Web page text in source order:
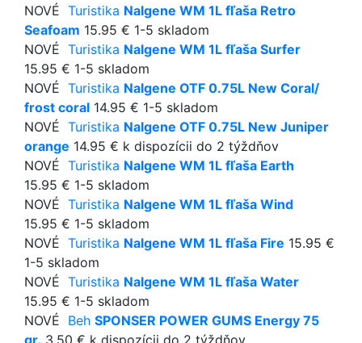
NOVÉ Turistika Nalgene WM 1L fľaša Retro
Seafoam 15.95 € 1-5 skladom
NOVÉ Turistika Nalgene WM 1L fľaša Surfer
15.95 € 1-5 skladom
NOVÉ Turistika Nalgene OTF 0.75L New Coral/
frost coral 14.95 € 1-5 skladom
NOVÉ Turistika Nalgene OTF 0.75L New Juniper
orange 14.95 € k dispozícii do 2 týždňov
NOVÉ Turistika Nalgene WM 1L fľaša Earth
15.95 € 1-5 skladom
NOVÉ Turistika Nalgene WM 1L fľaša Wind
15.95 € 1-5 skladom
NOVÉ Turistika Nalgene WM 1L fľaša Fire 15.95 €
1-5 skladom
NOVÉ Turistika Nalgene WM 1L fľaša Water
15.95 € 1-5 skladom
NOVÉ Beh SPONSER POWER GUMS Energy 75
gr. 3.50 € k dispozícii do 2 týždňov